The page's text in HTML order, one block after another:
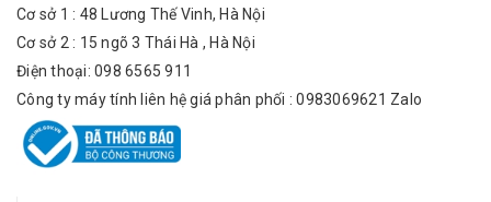
Cơ sở 1 : 48 Lương Thế Vinh, Hà Nội
Cơ sở 2 : 15 ngõ 3 Thái Hà , Hà Nội
Điện thoại: 098 6565 911
Công ty máy tính liên hệ giá phân phối : 0983069621 Zalo